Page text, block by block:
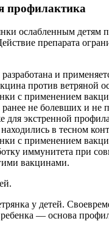
профилактика
ослабленным детям
препарата
и
против ветряной
с применением
ранее не болевших и не
для экстренной
в тесном
с применением
иммунитета при
вакцинами.
у детей.
— основа